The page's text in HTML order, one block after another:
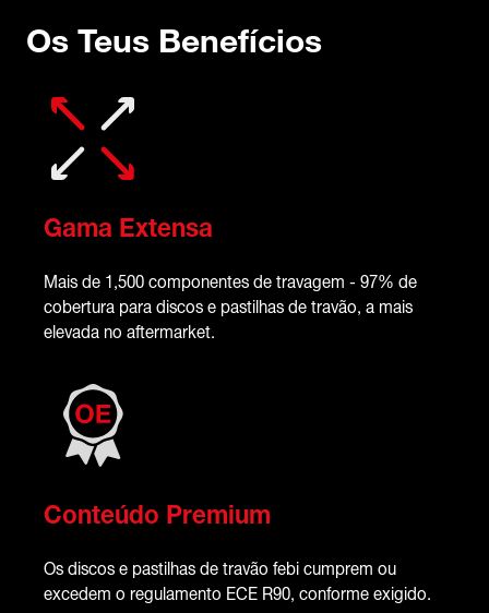
Os Teus Benefícios
Gama Extensa
Mais de 1,500 componentes de travagem - 97% de
cobertura para discos e pastilhas de travão, a mais
elevada no aftermarket.
Conteúdo Premium
Os discos e pastilhas de travão febi cumprem ou
excedem o regulamento ECE R90, conforme exigido.